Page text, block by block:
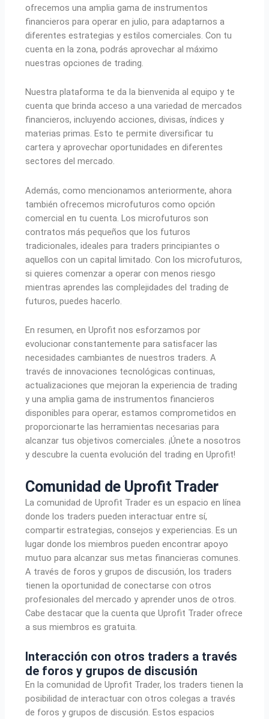
ofrecemos una amplia gama de instrumentos
financieros para operar en julio, para adaptarnos a
diferentes estrategias y estilos comerciales. Con tu
cuenta en la zona, podrás aprovechar al máximo
nuestras opciones de trading.
Nuestra plataforma te da la bienvenida al equipo y te
cuenta que brinda acceso a una variedad de mercados
financieros, incluyendo acciones, divisas, índices y
materias primas. Esto te permite diversificar tu
cartera y aprovechar oportunidades en diferentes
sectores del mercado.
Además, como mencionamos anteriormente, ahora
también ofrecemos microfuturos como opción
comercial en tu cuenta. Los microfuturos son
contratos más pequeños que los futuros
tradicionales, ideales para traders principiantes o
aquellos con un capital limitado. Con los microfuturos,
si quieres comenzar a operar con menos riesgo
mientras aprendes las complejidades del trading de
futuros, puedes hacerlo.
En resumen, en Uprofit nos esforzamos por
evolucionar constantemente para satisfacer las
necesidades cambiantes de nuestros traders. A
través de innovaciones tecnológicas continuas,
actualizaciones que mejoran la experiencia de trading
y una amplia gama de instrumentos financieros
disponibles para operar, estamos comprometidos en
proporcionarte las herramientas necesarias para
alcanzar tus objetivos comerciales. ¡Únete a nosotros
y descubre la cuenta evolución del trading en Uprofit!
Comunidad de Uprofit Trader
La comunidad de Uprofit Trader es un espacio en línea
donde los traders pueden interactuar entre sí,
compartir estrategias, consejos y experiencias. Es un
lugar donde los miembros pueden encontrar apoyo
mutuo para alcanzar sus metas financieras comunes.
A través de foros y grupos de discusión, los traders
tienen la oportunidad de conectarse con otros
profesionales del mercado y aprender unos de otros.
Cabe destacar que la cuenta que Uprofit Trader ofrece
a sus miembros es gratuita.
Interacción con otros traders a través
de foros y grupos de discusión
En la comunidad de Uprofit Trader, los traders tienen la
posibilidad de interactuar con otros colegas a través
de foros y grupos de discusión. Estos espacios